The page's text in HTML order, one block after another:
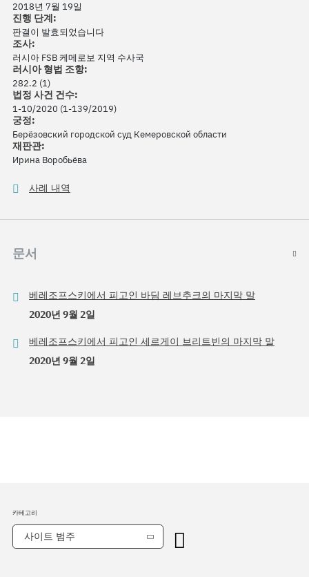
2018년 7월 19일
진행 단계:
판결이 발효되었습니다
조사:
러시아 FSB 케메로보 지역 수사국
러시아 형법 조항:
282.2 (1)
법정 사건 건수:
1-10/2020 (1-139/2019)
궁정:
Берёзовский городской суд Кемеровской области
재판관:
Ирина Воробьёва
사례 내역
문서
베레조프스키에서 피고인 바딤 레브추크의 마지막 말
2020년 9월 2일
베레조프스키에서 피고인 세르게이 브리트빈의 마지막 말
2020년 9월 2일
카테고리
사이트 범주